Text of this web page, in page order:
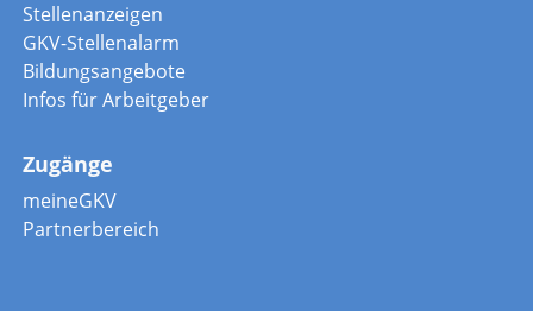
Stellenanzeigen
GKV-Stellenalarm
Bildungsangebote
Infos für Arbeitgeber
Zugänge
meineGKV
Partnerbereich